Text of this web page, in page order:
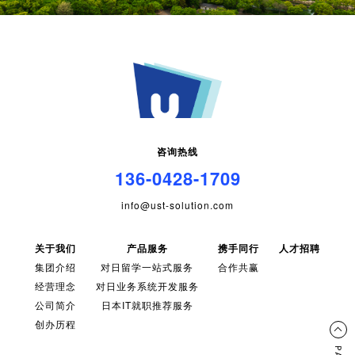
咨询热线
136-0428-1709
info@ust-solution.com
关于我们
集团介绍
经营理念
公司简介
创办历程
产品服务
对日留学一站式服务
对日业务系统开发服务
日本IT就职推荐服务
携手同行
合作共赢
人才招聘